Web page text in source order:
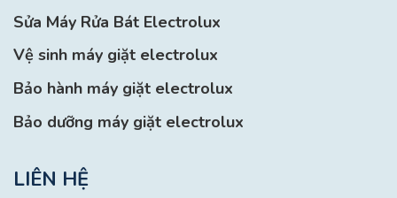
Sửa Máy Rửa Bát Electrolux
Vệ sinh máy giặt electrolux
Bảo hành máy giặt electrolux
Bảo dưỡng máy giặt electrolux
LIÊN HỆ